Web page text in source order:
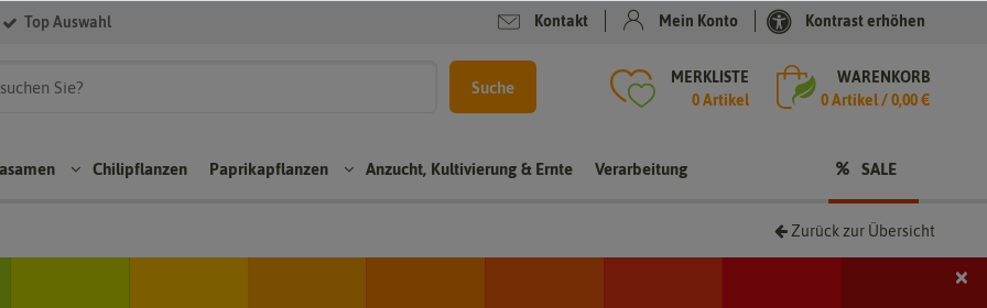
Top Auswahl Kontakt Mein Konto Kontrast erhöhen
Suche
MERKLISTE
0 Artikel
WARENKORB
0Artikel /0,00 €
Chilipflanzen Paprikapflanzen Anzucht, Kultivierung & Ernte Verarbeitung SALE
Zurück zur Übersicht
×